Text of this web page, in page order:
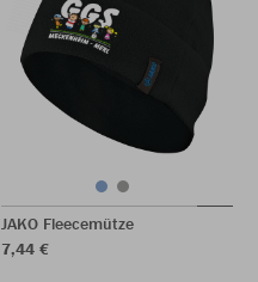
JAKO Fleecemütze
7,44 €